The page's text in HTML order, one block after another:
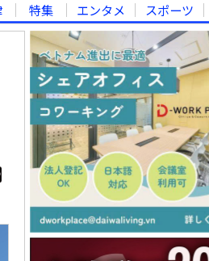
特集 エンタメ スポーツ